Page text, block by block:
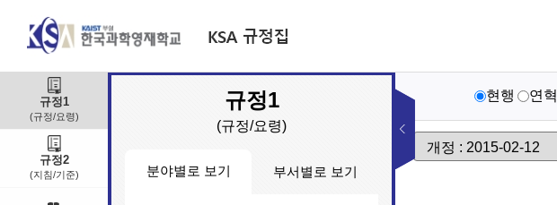
규정1
(규정/요령)
규정2
(지침/기준)
규정1
(규정/요령)
분야별로 보기 부서별로 보기
현행 연혁